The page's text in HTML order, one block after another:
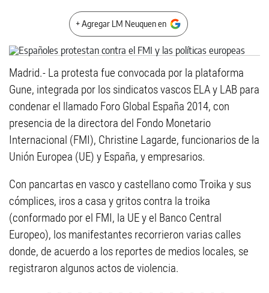
+ Agregar LM Neuquen en
Madrid.- La protesta fue convocada por la plataforma
Gune, integrada por los sindicatos vascos ELA y LAB para
condenar el llamado Foro Global España 2014, con
presencia de la directora del Fondo Monetario
Internacional (FMI), Christine Lagarde, funcionarios de la
Unión Europea (UE) y España, y empresarios.
Con pancartas en vasco y castellano como Troika y sus
cómplices, iros a casa y gritos contra la troika
(conformado por el FMI, la UE y el Banco Central
Europeo), los manifestantes recorrieron varias calles
donde, de acuerdo a los reportes de medios locales, se
registraron algunos actos de violencia.